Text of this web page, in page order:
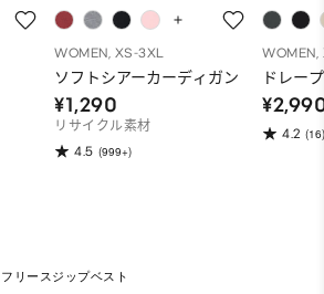
WOMEN, XS-3XL
ソフトシアーカーディガン
¥1,290
リサイクル素材
4.5 (999+)
WOMEN,
ドレー
4.2 (16)
フリースジップベスト